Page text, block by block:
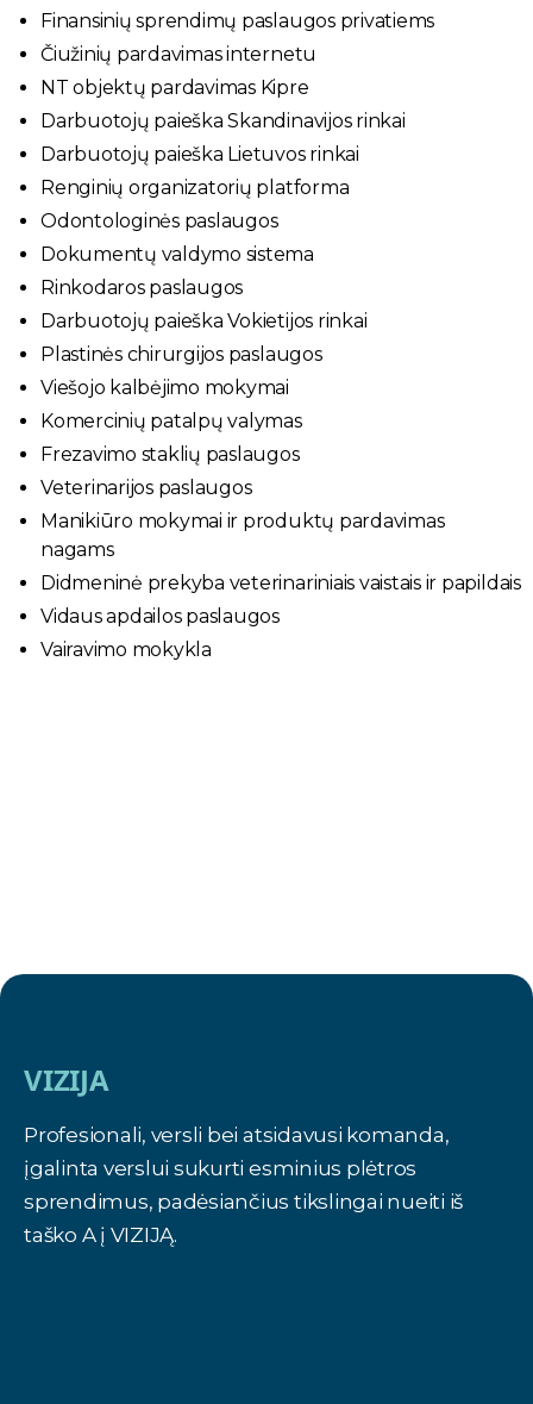
Finansinių sprendimų paslaugos privatiems
Čiužinių pardavimas internetu
NT objektų pardavimas Kipre
Darbuotojų paieška Skandinavijos rinkai
Darbuotojų paieška Lietuvos rinkai
Renginių organizatorių platforma
Odontologinės paslaugos
Dokumentų valdymo sistema
Rinkodaros paslaugos
Darbuotojų paieška Vokietijos rinkai
Plastinės chirurgijos paslaugos
Viešojo kalbėjimo mokymai
Komercinių patalpų valymas
Frezavimo staklių paslaugos
Veterinarijos paslaugos
Manikiūro mokymai ir produktų pardavimas
nagams
Didmeninė prekyba veterinariniais vaistais ir papildais
Vidaus apdailos paslaugos
Vairavimo mokykla
VIZIJA
Profesionali, versli bei atsidavusi komanda,
įgalinta verslui sukurti esminius plėtros
sprendimus, padėsiančius tikslingai nueiti iš
taško A į VIZIJĄ.